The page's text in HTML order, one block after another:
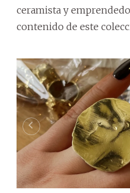
ceramista y
contenido de este